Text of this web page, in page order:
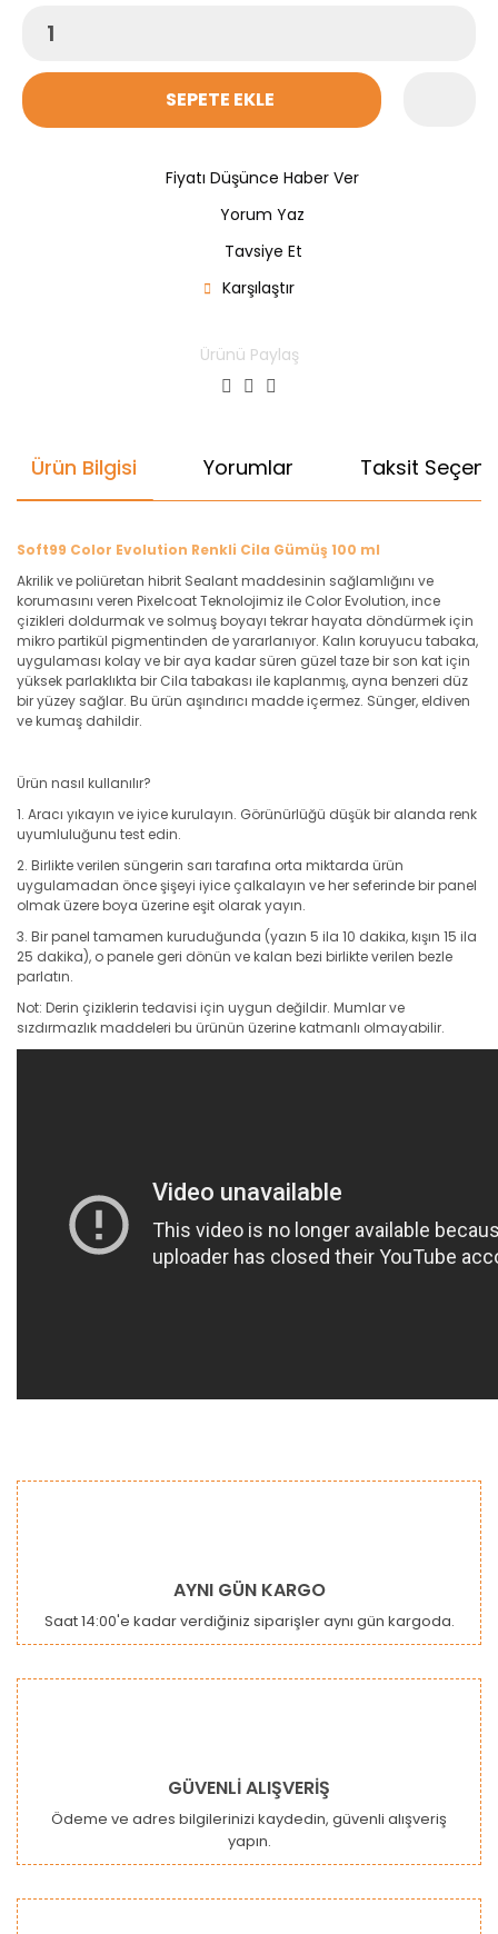
SEPETE EKLE
Fiyatı Düşünce Haber Ver
Yorum Yaz
Tavsiye Et
Karşılaştır
Ürünü Paylaş
Ürün Bilgisi Yorumlar Taksit
Soft99 Color Evolution Renkli Cila Gümüş 100 ml
Akrilik ve poliüretan hibrit Sealant maddesinin sağlamlığını ve
korumasını veren Pixelcoat Teknolojimiz ile Color Evolution, ince
çizikleri doldurmak ve solmuş boyayı tekrar hayata döndürmek için
mikro partikül pigmentinden de yararlanıyor. Kalın koruyucu tabaka,
uygulaması kolay ve bir aya kadar süren güzel taze bir son kat için
yüksek parlaklıkta bir Cila tabakası ile kaplanmış, ayna benzeri düz
bir yüzey sağlar. Bu ürün aşındırıcı madde içermez. Sünger, eldiven
ve kumaş dahildir.
Ürün nasıl kullanılır?
1. Aracı yıkayın ve iyice kurulayın. Görünürlüğü düşük bir alanda renk
uyumluluğunu test edin.
2. Birlikte verilen süngerin sarı tarafına orta miktarda ürün
uygulamadan önce şişeyi iyice çalkalayın ve her seferinde bir panel
olmak üzere boya üzerine eşit olarak yayın.
3. Bir panel tamamen kuruduğunda (yazın 5 ila 10 dakika, kışın 15 ila
25 dakika), o panele geri dönün ve kalan bezi birlikte verilen bezle
parlatın.
Not: Derin çiziklerin tedavisi için uygun değildir. Mumlar ve
sızdırmazlık maddeleri bu ürünün üzerine katmanlı olmayabilir.
Bu ürüne ilk yorumu siz yapın!
Ürün açıklamasında eksik bilgiler bulunuyor.
Ürün bilgilerinde hatalar bulunuyor.
Gönder
AYNI GÜN KARGO
Saat 14:00'e kadar verdiğiniz siparişler aynı gün kargoda.
GÜVENLİ ALIŞVERİŞ
Ödeme ve adres bilgilerinizi kaydedin, güvenli alışveriş
yapın.